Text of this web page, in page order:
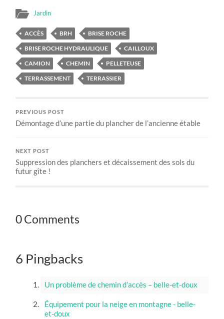
Jardin
ACCÈS BRH
BRISE ROCHE
BRISE ROCHE HYDRAULIQUE
CAILLOUX
CAMION
CHEMIN
PELLETEUSE
TERRASSEMENT
TERRASSIER
PREVIOUS POST
Démontage d’une partie du plancher de l’ancienne étable
NEXT POST
Suppression des planchers et décaissement des sols du
futur gîte !
0 Comments
6 Pingbacks
Un problème de chemin d’accès – belle-et-doux
Équipement pour la neige en montagne - belle-
et-doux